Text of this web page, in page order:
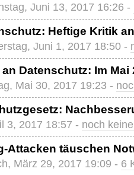
Juni 13, 2017 16:26 -
Heftige Kritik
Juni 1, 2017 18:50 -
Datenschutz: Im Mai
Mai 30, 2017 19:23 -
3, 2017 18:57 - noch
Attacken täuschen
März 29, 2017 19:09 - 6